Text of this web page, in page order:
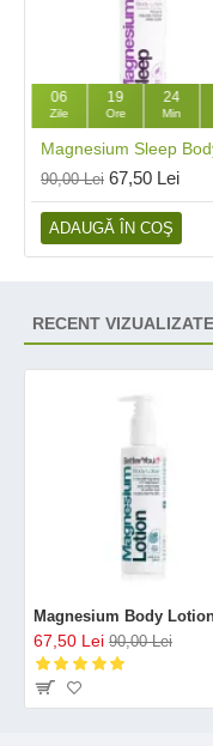
06
Zile
19
Ore
24
Min
90,00 Lei 67,50 Lei
ADAUGĂ ÎN COŞ
RECENT VIZUALIZATE
67,50 Lei 90,00 Lei